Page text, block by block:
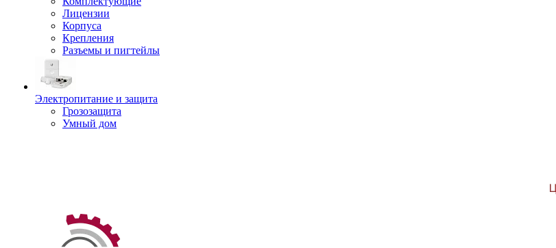
Лицензии
Корпуса
Крепления
Разъемы и пигтейлы
Электропитание и защита
Грозозащита
Умный дом